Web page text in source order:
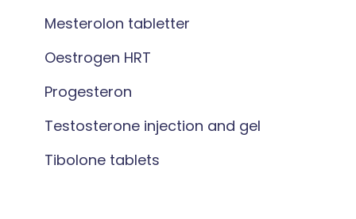
Mesterolon tabletter
Oestrogen HRT
Progesteron
Testosterone injection and gel
Tibolone tablets